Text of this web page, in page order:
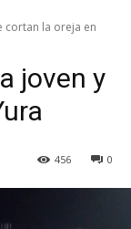
cortan la oreja en
joven y
0
456